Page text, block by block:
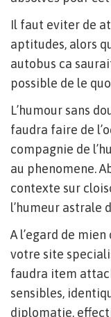
Il faut eviter de
aptitudes, alors
autobus ca
possible de le
L’humour sans
faudra faire de
compagnie de
au phenomene.
contexte sur
l’humeur astrale
A l’egard de
votre site
faudra item
sensibles,
diplomatie,